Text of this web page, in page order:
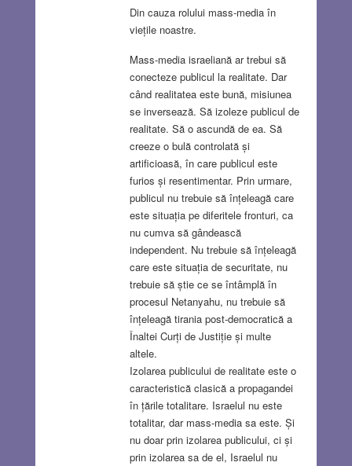
Din cauza rolului mass-media în
viețile noastre.
Mass-media israeliană ar trebui să
conecteze publicul la realitate. Dar
când realitatea este bună, misiunea
se inversează. Să izoleze publicul de
realitate. Să o ascundă de ea. Să
creeze o bulă controlată și
artificioasă, în care publicul este
furios și resentimentar. Prin urmare,
publicul nu trebuie să înțeleagă care
este situația pe diferitele fronturi, ca
nu cumva să gândească
independent. Nu trebuie să înțeleagă
care este situația de securitate, nu
trebuie să știe ce se întâmplă în
procesul Netanyahu, nu trebuie să
înțeleagă tirania post-democratică a
Înaltei Curți de Justiție și multe
altele.
Izolarea publicului de realitate este o
caracteristică clasică a propagandei
în țările totalitare. Israelul nu este
totalitar, dar mass-media sa este. Și
nu doar prin izolarea publicului, ci și
prin izolarea sa de el, Israelul nu